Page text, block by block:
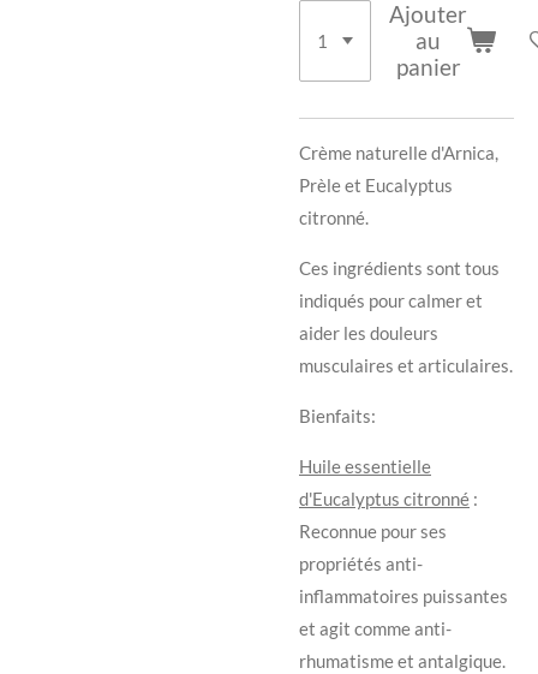
Ajouter
au
panier
Crème naturelle d'Arnica,
Prèle et Eucalyptus
citronné.
Ces ingrédients sont tous
indiqués pour calmer et
aider les douleurs
musculaires et articulaires.
Bienfaits:
Huile essentielle
d'Eucalyptus citronné :
Reconnue pour ses
propriétés anti-
inflammatoires puissantes
et agit comme anti-
rhumatisme et antalgique.